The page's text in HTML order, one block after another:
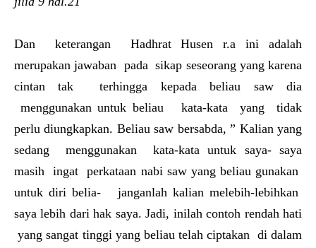
Dan keterangan Hadhrat Husen r.a ini adalah
merupakan jawaban pada sikap seseorang yang karena
cintan tak terhingga kepada beliau saw dia
menggunakan untuk beliau kata-kata yang tidak
perlu diungkapkan. Beliau saw bersabda, ” Kalian yang
sedang menggunakan kata-kata untuk saya- saya
masih ingat perkataan nabi saw yang beliau gunakan
untuk diri belia- janganlah kalian melebih-lebihkan
saya lebih dari hak saya. Jadi, inilah contoh rendah hati
yang sangat tinggi yang beliau telah ciptakan di dalam